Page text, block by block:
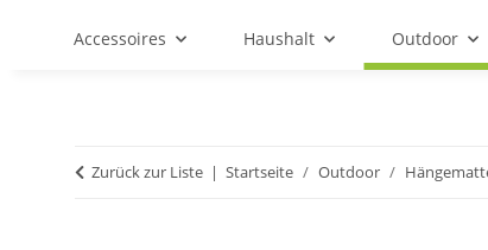
Accessoires Haushalt Outdoor
Zurück zur Liste Startseite Outdoor